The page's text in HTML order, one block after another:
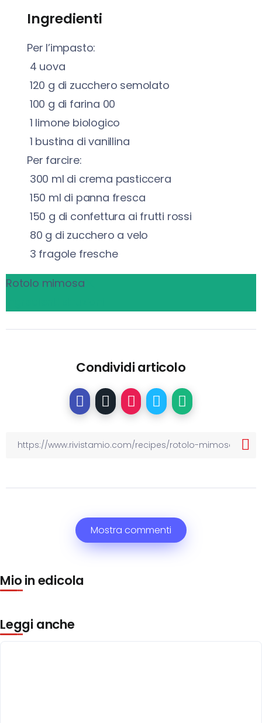
Ingredienti
Per l’impasto:
4 uova
120 g di zucchero semolato
100 g di farina 00
1 limone biologico
1 bustina di vanillina
Per farcire:
300 ml di crema pasticcera
150 ml di panna fresca
150 g di confettura ai frutti rossi
80 g di zucchero a velo
3 fragole fresche
Rotolo mimosa
Condividi articolo
Mostra commenti
Mio in edicola
Leggi anche